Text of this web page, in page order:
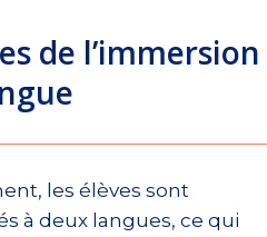
de l’immersion
les élèves sont
à deux langues, ce qui